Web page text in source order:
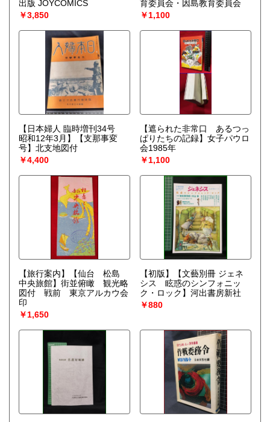
出版 JOYCOMICS
￥3,850
育委員会・因島教育委員会
￥1,100
【日本婦人 臨時増刊34号
昭和12年3月】【支那事変
号】北支地図付
￥4,400
【遮られた非常口 あるつっ
ぱりたちの記録】女子パウロ
会1985年
￥1,100
【旅行案内】【仙台 松島
中央旅館】街並俯瞰 観光略
図付 戦前 東京アルカウ会
印
￥1,650
【初版】【文藝別冊 ジェネ
シス 眩惑のシンフォニッ
ク・ロック】河出書房新社
￥880